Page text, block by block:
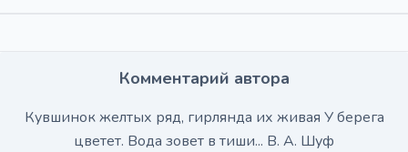
Комментарий автора
Кувшинок желтых ряд, гирлянда их живая У берега
цветет. Вода зовет в тиши... В. А. Шуф